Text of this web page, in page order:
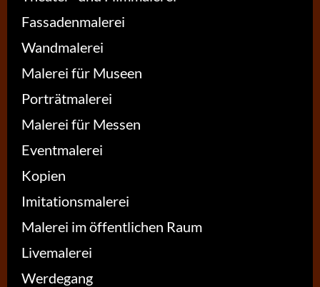
Fassadenmalerei
Wandmalerei
Malerei für Museen
Porträtmalerei
Malerei für Messen
Eventmalerei
Kopien
Imitationsmalerei
Malerei im öffentlichen Raum
Livemalerei
Werdegang